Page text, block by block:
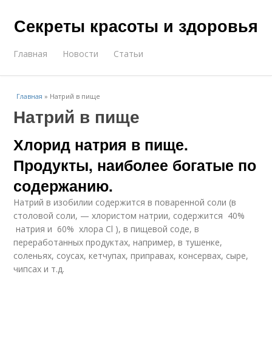
Секреты красоты и здоровья
Главная Новости Статьи
Главная » Натрий в пище
Натрий в пище
Хлорид натрия в пище.
Продукты, наиболее богатые по
содержанию.
Натрий в изобилии содержится в поваренной соли (в
столовой соли, — хлористом натрии, содержится 40%
натрия и 60% хлора Cl ), в пищевой соде, в
переработанных продуктах, например, в тушенке,
соленьях, соусах, кетчупах, приправах, консервах, сыре,
чипсах и т.д.